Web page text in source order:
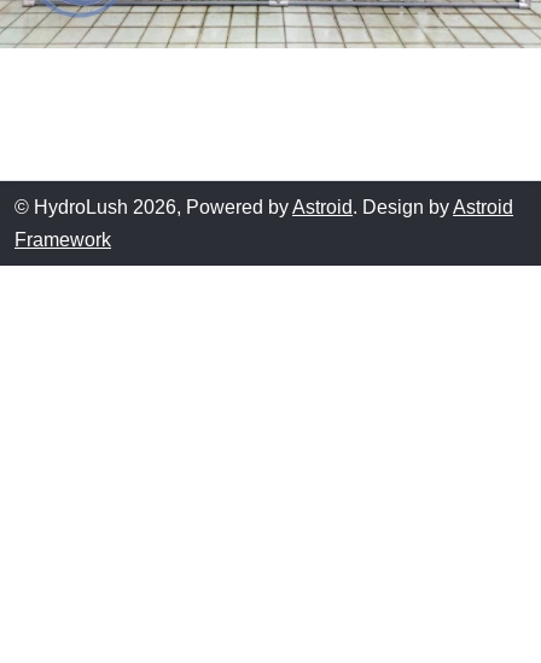
© HydroLush 2026, Powered byAstroid. Design byAstroid
Framework